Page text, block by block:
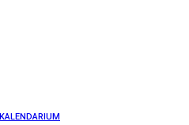
KALENDARIUM